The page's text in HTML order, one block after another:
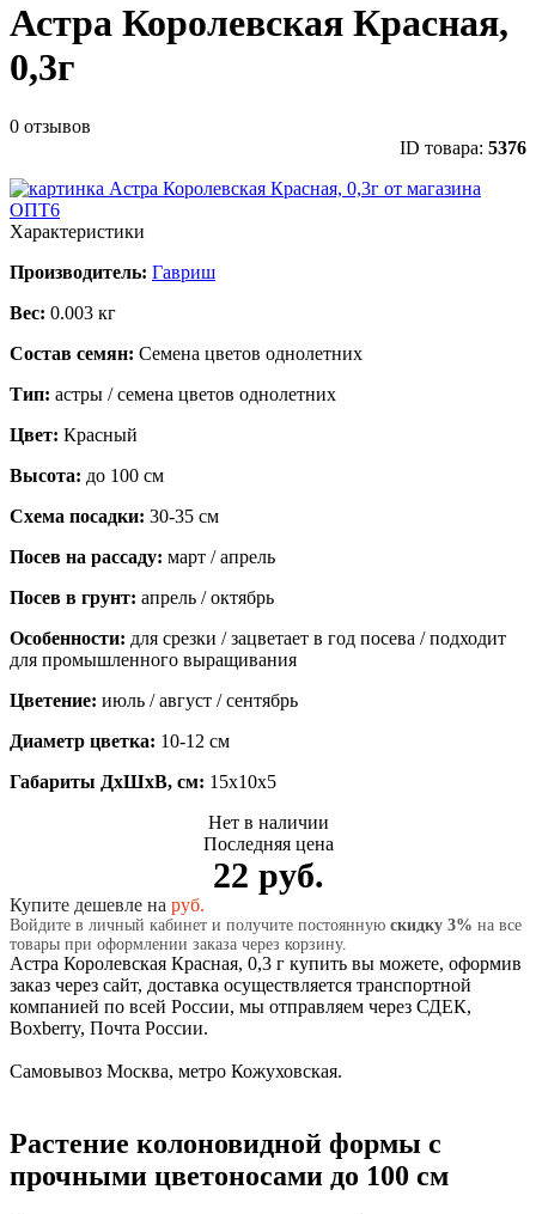
Астра Королевская Красная,
0,3г
0 отзывов
ID товара: 5376
Характеристики
Производитель: Гавриш
Вес: 0.003 кг
Состав семян: Семена цветов однолетних
Тип: астры / семена цветов однолетних
Цвет: Красный
Высота: до 100 см
Схема посадки: 30-35 см
Посев на рассаду: март / апрель
Посев в грунт: апрель / октябрь
Особенности: для срезки / зацветает в год посева / подходит
для промышленного выращивания
Цветение: июль / август / сентябрь
Диаметр цветка: 10-12 см
Габариты ДхШхВ, см: 15x10x5
Нет в наличии
Последняя цена
22 руб.
Купите дешевле на руб.
Войдите в личный кабинет и получите постоянную скидку 3% на все
товары при оформлении заказа через корзину.
Астра Королевская Красная, 0,3 г купить вы можете, оформив
заказ через сайт, доставка осуществляется транспортной
компанией по всей России, мы отправляем через СДЕК,
Boxberry, Почта России.
Самовывоз Москва, метро Кожуховская.
Растение колоновидной формы с
прочными цветоносами до 100 см